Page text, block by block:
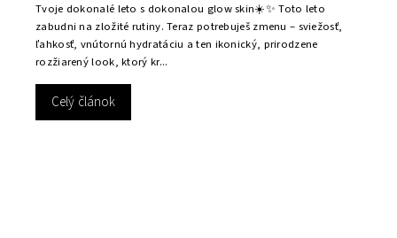
Tvoje dokonalé leto s dokonalou glow skin☀️✨ Toto leto
zabudni na zložité rutiny. Teraz potrebuješ zmenu – sviežosť,
ľahkosť, vnútornú hydratáciu a ten ikonický, prirodzene
rozžiarený look, ktorý kr...
Celý článok